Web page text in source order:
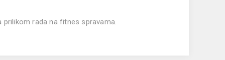
rada na fitnes spravama.